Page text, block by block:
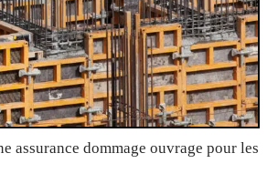
assurance dommage ouvrage pour les